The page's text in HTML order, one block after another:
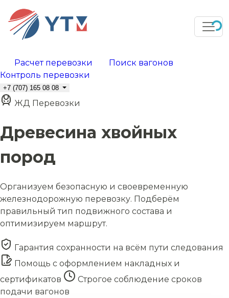
Расчет перевозки
Поиск вагонов
Контроль перевозки
+7 (707) 165 08 08
ЖД Перевозки
Древесина хвойных
пород
Организуем безопасную и своевременную
железнодорожную перевозку. Подберём
правильный тип подвижного состава и
оптимизируем маршрут.
Гарантия сохранности на всём пути следования
Помощь с оформлением накладных и
сертификатов
Строгое соблюдение сроков
подачи вагонов